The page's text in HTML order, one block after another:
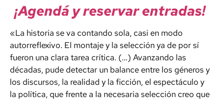
¡Agendá y reservar entradas!
«La historia se va contando sola, casi en modo
autorreflexivo. El montaje y la selección ya de por sí
fueron una clara tarea crítica. (…) Avanzando las
décadas, pude detectar un balance entre los géneros y
los discursos, la realidad y la ficción, el espectáculo y
la política, que frente a la necesaria selección creo que